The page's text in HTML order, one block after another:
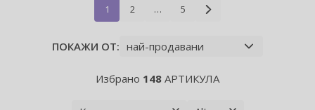
1 2 … 5
ПОКАЖИ ОТ:
Избрано 148 АРТИКУЛА